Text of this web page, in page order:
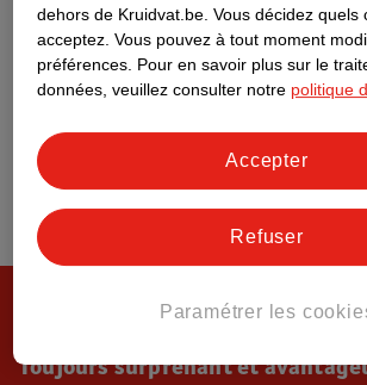
Toujours surprenant et
dehors de Kruidvat.be. Vous décidez quels
acceptez. Vous pouvez à tout moment
préférences. Pour en savoir plus sur le
données, veuillez consulter notre politique
Paramétrer les
Refuser
Accepter